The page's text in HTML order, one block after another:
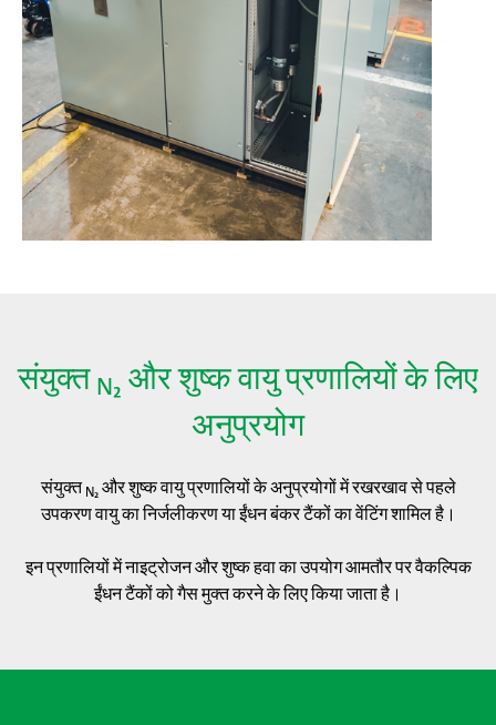
संयुक्त N₂ और शुष्क वायु प्रणालियों के लिए
अनुप्रयोग
संयुक्तN₂और शुष्क वायु प्रणालियों के अनुप्रयोगों में रखरखाव से पहले
उपकरण वायु का निर्जलीकरण या ईंधन बंकर टैंकों का वेंटिंग शामिल है।
इन प्रणालियों में नाइट्रोजन और शुष्क हवा का उपयोग आमतौर पर वैकल्पिक
ईंधन टैंकों को गैस मुक्त करने के लिए किया जाता है।